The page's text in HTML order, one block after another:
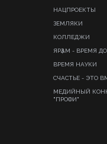
НАЦПРОЕКТЫ
ЗЕМЛЯКИ
КОЛЛЕДЖИ
ЯРҘАМ - ВРЕМЯ
ВРЕМЯ НАУКИ
СЧАСТЬЕ - ЭТО
МЕДИЙНЫЙ
"ПРОФИ"